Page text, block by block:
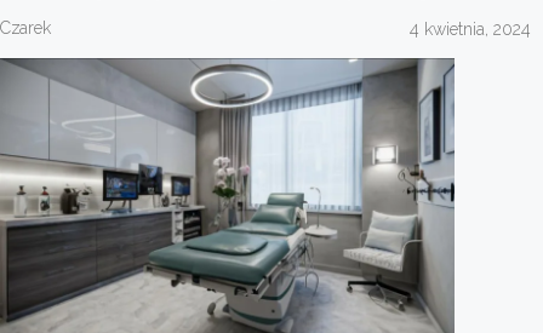
Czarek 4 kwietnia, 2024